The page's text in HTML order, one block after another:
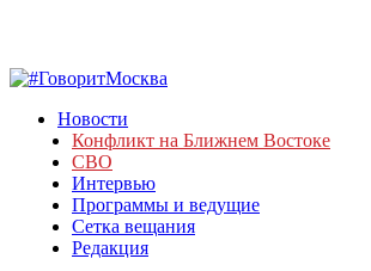
Новости
Конфликт на Ближнем Востоке
СВО
Интервью
Программы и ведущие
Сетка вещания
Редакция